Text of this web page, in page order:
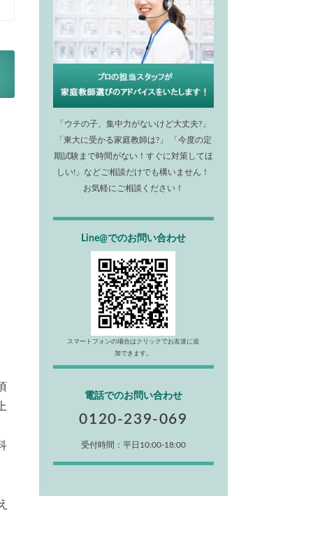
「ウチの子、集中力がないけど大丈夫?」
「東大に受かる家庭教師は?」 「今度の定
期試験まで時間がない！すぐに対策してほ
しい!」などご相談だけでも構いません！
お気軽にご相談ください！
Line@でのお問い合わせ
スマートフォンの場合はクリックでお友達に追
加できます。
電話でのお問い合わせ
0120-239-069
受付時間：平日10:00-18:00